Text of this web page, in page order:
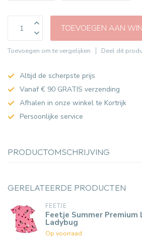
TOEVOEGEN AAN
Toevoegen om te vergelijken Deel dit
Altijd de scherpste prijs
Vanaf € 90 GRATIS verzending
Afhalen in onze winkel te Kortrijk
Persoonlijke service
PRODUCTOMSCHRIJVING
GERELATEERDE PRODUCTEN
FEETJE
Feetje Summer Premium
Ladybug
Op voorraad